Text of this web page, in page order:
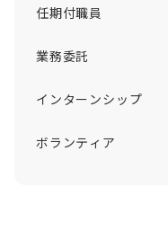
任期付職員
業務委託
インターンシップ
ボランティア